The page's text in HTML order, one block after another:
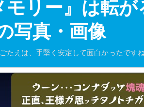
モリー』は転
写真・画像
たえは、手堅く安定して面白かったですね